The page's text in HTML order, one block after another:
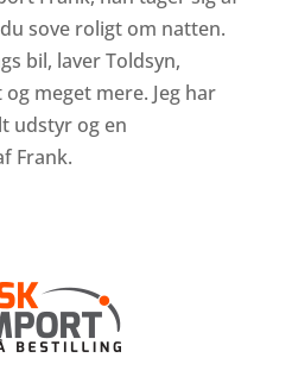
sove roligt om natten.
bil, laver Toldsyn,
meget mere. Jeg har
udstyr og en
Frank.